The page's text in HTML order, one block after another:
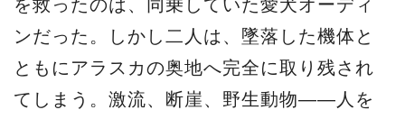
を救ったのは、同乗していた愛犬オーディ
ンだった。しかし二人は、墜落した機体と
ともにアラスカの奥地へ完全に取り残され
てしまう。激流、断崖、野生動物――人を